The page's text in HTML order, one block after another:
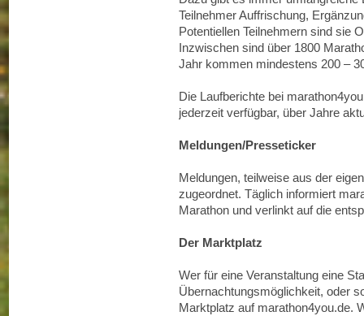
Teilnehmer Auffrischung,
Potentiellen Teilnehmern sind sie
Inzwischen sind über 1800
Jahr kommen mindestens 200 –
Die Laufberichte bei
jederzeit verfügbar, über Jahre
Meldungen/Presseticker
Meldungen, teilweise aus der
zugeordnet. Täglich informiert
Marathon und verlinkt auf die
Der Marktplatz
Wer für eine Veranstaltung eine
Übernachtungsmöglichkeit, oder
Marktplatz auf marathon4you.de.